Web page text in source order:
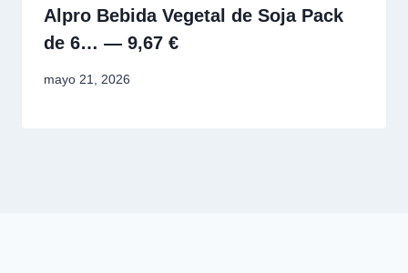
Alpro Bebida Vegetal de Soja Pack
de 6… — 9,67 €
mayo 21, 2026